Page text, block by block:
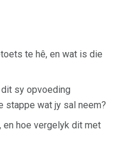
te hê, en wat is die
sy opvoeding
stappe wat jy sal neem?
en hoe vergelyk dit met